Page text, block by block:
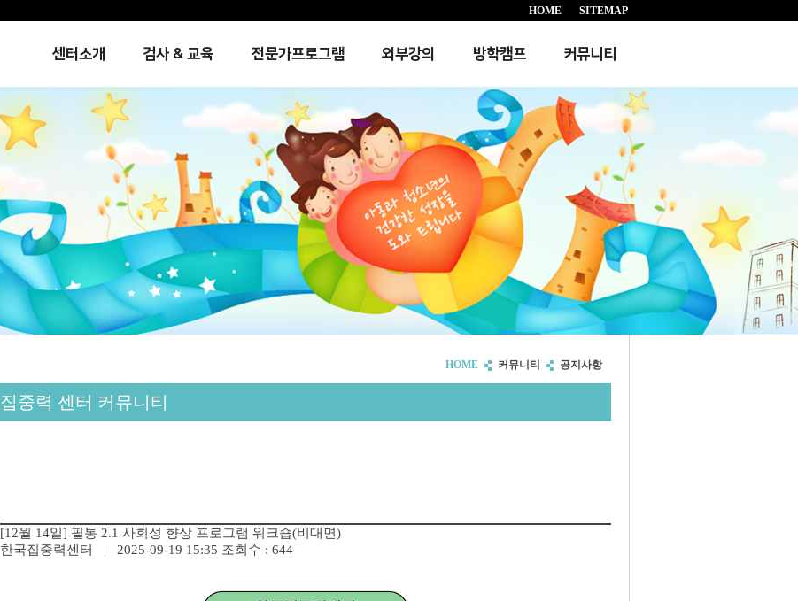
HOME SITEMAP
센터소개 검사 & 교육 전문가프로그램 외부강의 방학캠프 커뮤니티
HOME 커뮤니티 공지사항
집중력 센터 커뮤니티
[12월 14일] 필통 2.1 사회성 향상 프로그램 워크숍(비대면)
한국집중력센터
| 2025-09-19 15:35 조회수 : 644